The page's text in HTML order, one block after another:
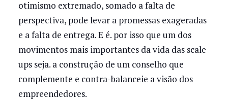
otimismo extremado, somado a falta de
perspectiva, pode levar a promessas exageradas
e a falta de entrega. E é. por isso que um dos
movimentos mais importantes da vida das scale
ups seja. a construção de um conselho que
complemente e contra-balanceie a visão dos
empreendedores.